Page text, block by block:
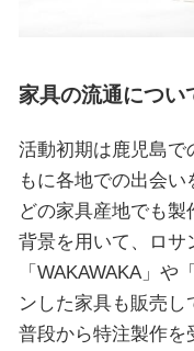
家具の流通につい
活動初期は鹿児島で
もに各地での出会
どの家具産地でも
背景を用いて、ロサ
「WAKAWAKA」や
ンした家具も販売
普段から特注製作を